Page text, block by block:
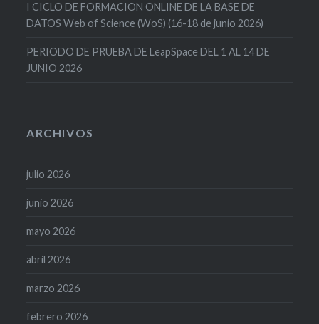
I CICLO DE FORMACION ONLINE DE LA BASE DE
DATOS Web of Science (WoS) (16-18 de junio 2026)
PERIODO DE PRUEBA DE LeapSpace DEL 1 AL 14 DE
JUNIO 2026
ARCHIVOS
julio 2026
junio 2026
mayo 2026
abril 2026
marzo 2026
febrero 2026